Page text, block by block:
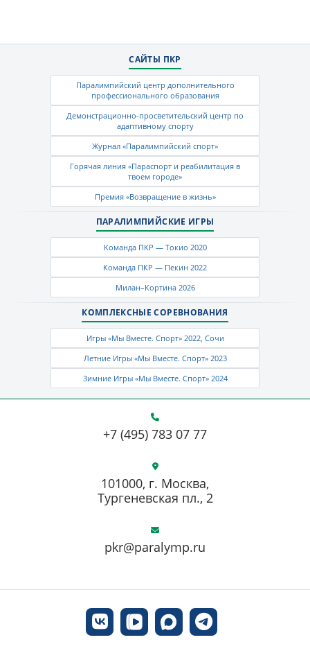
САЙТЫ ПКР
Паралимпийский центр дополнительного
профессионального образования
Демонстрационно-просветительский центр по
адаптивному спорту
Журнал «Паралимпийский спорт»
Горячая линия «Параспорт и реабилитация в
твоем городе»
Премия «Возвращение в жизнь»
ПАРАЛИМПИЙСКИЕ ИГРЫ
Команда ПКР — Токио 2020
Команда ПКР — Пекин 2022
Милан–Кортина 2026
КОМПЛЕКСНЫЕ СОРЕВНОВАНИЯ
Игры «Мы Вместе. Спорт» 2022, Сочи
Летние Игры «Мы Вместе. Спорт» 2023
Зимние Игры «Мы Вместе. Спорт» 2024
+7 (495) 783 07 77
pkr@paralymp.ru
101000, г. Москва,
Тургеневская пл., 2